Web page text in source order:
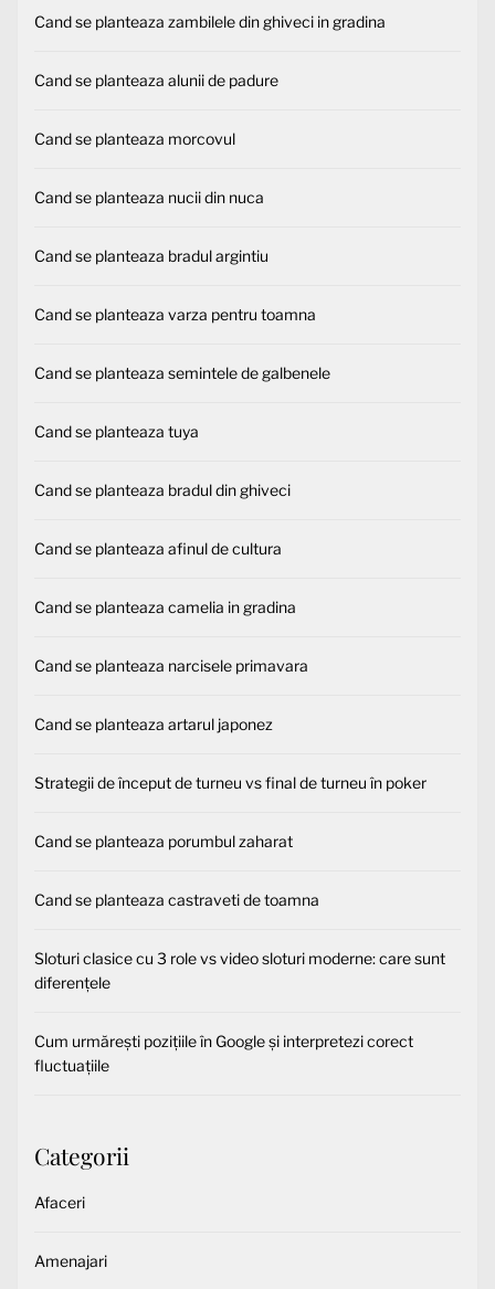
Cand se planteaza zambilele din ghiveci in gradina
Cand se planteaza alunii de padure
Cand se planteaza morcovul
Cand se planteaza nucii din nuca
Cand se planteaza bradul argintiu
Cand se planteaza varza pentru toamna
Cand se planteaza semintele de galbenele
Cand se planteaza tuya
Cand se planteaza bradul din ghiveci
Cand se planteaza afinul de cultura
Cand se planteaza camelia in gradina
Cand se planteaza narcisele primavara
Cand se planteaza artarul japonez
Strategii de început de turneu vs final de turneu în poker
Cand se planteaza porumbul zaharat
Cand se planteaza castraveti de toamna
Sloturi clasice cu 3 role vs video sloturi moderne: care sunt
diferențele
Cum urmărești pozițiile în Google și interpretezi corect
fluctuațiile
Categorii
Afaceri
Amenajari